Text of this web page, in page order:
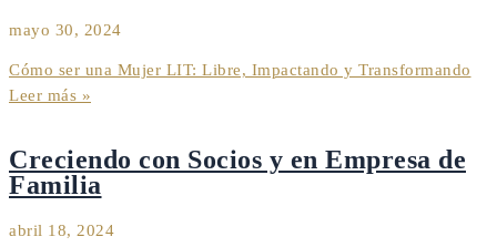
mayo 30, 2024
Cómo ser una Mujer LIT: Libre, Impactando y Transformando
Leer más »
Creciendo con Socios y en Empresa de
Familia
abril 18, 2024